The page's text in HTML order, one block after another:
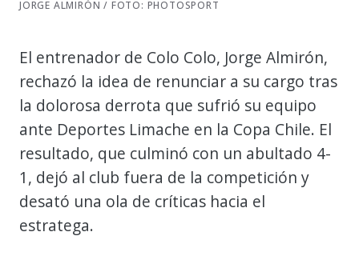
JORGE ALMIRÓN / FOTO: PHOTOSPORT
El entrenador de Colo Colo, Jorge Almirón,
rechazó la idea de renunciar a su cargo tras
la dolorosa derrota que sufrió su equipo
ante Deportes Limache en la Copa Chile. El
resultado, que culminó con un abultado 4-
1, dejó al club fuera de la competición y
desató una ola de críticas hacia el
estratega.